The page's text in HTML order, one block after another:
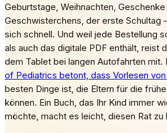
Geburtstage, Weihnachten,
Geschwisterchens, der erste Schultag
sich schnell. Und weil jede Bestellung
als auch das digitale PDF enthält, reist
dem Tablet bei langen Autofahrten mit.
of Pediatrics betont, dass Vorlesen von
besten Dinge ist, die Eltern für die
können. Ein Buch, das Ihr Kind immer
möchte, macht es leicht, diesen Rat zu